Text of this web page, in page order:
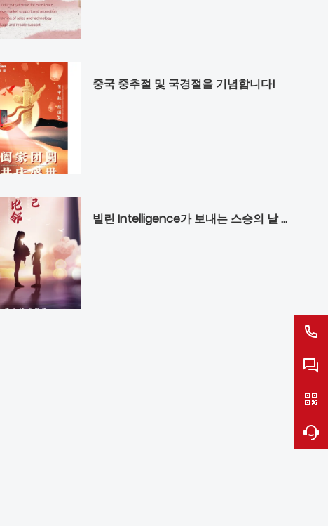
중국 중추절 및 국경절을 기념합니다!
빌린 Intelligence가 보내는 스승의 날 축하 인사